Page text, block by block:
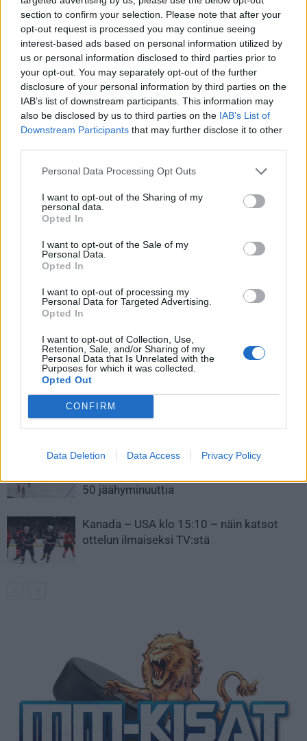
section to confirm your selection. Please note that after your
opt-out request is processed you may continue seeing
interest-based ads based on personal information utilized by
us or personal information disclosed to third parties prior to
your opt-out. You may separately opt-out of the further
disclosure of your personal information by third parties on the
IAB’s list of downstream participants. This information may
also be disclosed by us to third parties on the IAB’s List of
Downstream Participants that may further disclose it to other
Personal Data Processing Opt Outs
I want to opt-out of the Sharing of my
personal data.
Opted In
I want to opt-out of the Sale of my
Personal Data.
Opted In
I want to opt-out of processing my
Personal Data for Targeted Advertising.
Opted In
I want to opt-out of Collection, Use,
Retention, Sale, and/or Sharing of my
Personal Data that Is Unrelated with the
Purposes for which it was collected.
Opted Out
CONFIRM
Data Deletion Data Access Privacy Policy
— La Première Ronde (@1ereronde)May 5, 2024
Jos video ei näy, voit katsoa sentästä.
Katso myös:Konsta Helenius säväytti – kisutteli komean
rankkariosuman Ruotsin verkkoon
Edellinen artikkeli
kisoihin – mukana iso läjä
NHL-pelaajia
– allekirjoitti jatkosopimuksen
LIITTYVÄT ARTIKKELIT LISÄÄ TEKIJÄLTÄ
Leijonat julkisti ketjut Sveitsi-peliin –
Aleksander Barkov tekee paluun
kaukaloon
Venäläisveskari sekosi Suomen 2.
50 jäähyminuuttia
Kanada – USA klo 15:10 – näin katsot
ottelun ilmaiseksi TV:stä